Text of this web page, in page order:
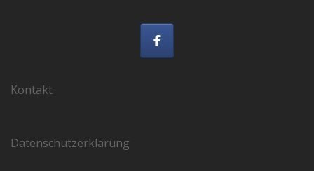
Kontakt
Datenschutzerklärung